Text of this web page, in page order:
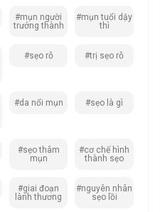
#mụn người
trưởng thành
#mụn tuổi dậy
thì
#sẹo rỗ #trị sẹo rỗ
#da nổi mụn #sẹo là gì
#sẹo thâm
mụn
#cơ chế hình
thành sẹo
#giai đoạn
lành thương
#nguyên nhân
sẹo lồi